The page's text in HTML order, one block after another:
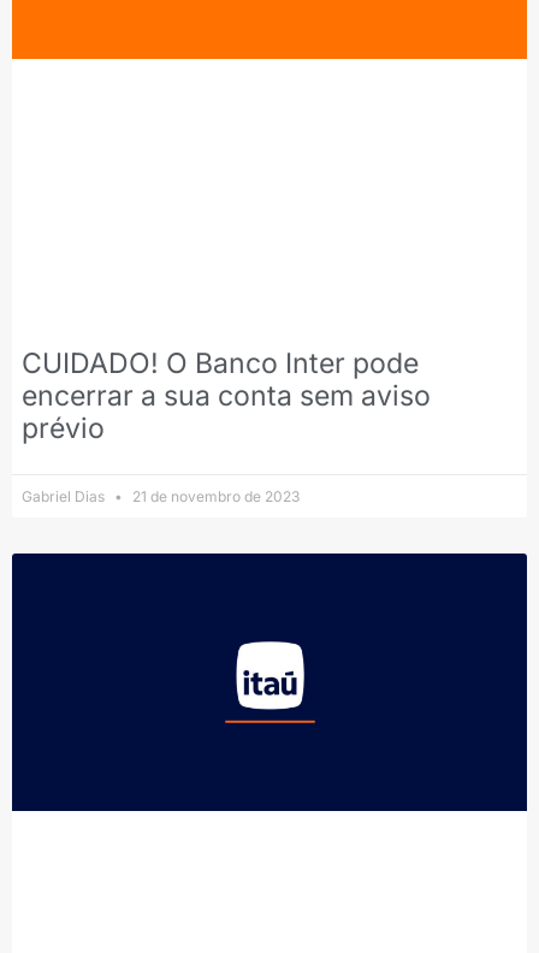
CUIDADO! O Banco Inter pode
encerrar a sua conta sem aviso
prévio
Gabriel Dias 21 de novembro de 2023